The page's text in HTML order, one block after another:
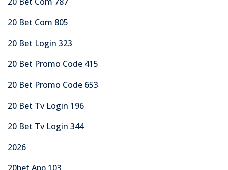
20 Bet Com 805
20 Bet Login 323
20 Bet Promo Code 415
20 Bet Promo Code 653
20 Bet Tv Login 196
20 Bet Tv Login 344
2026
20bet App 103